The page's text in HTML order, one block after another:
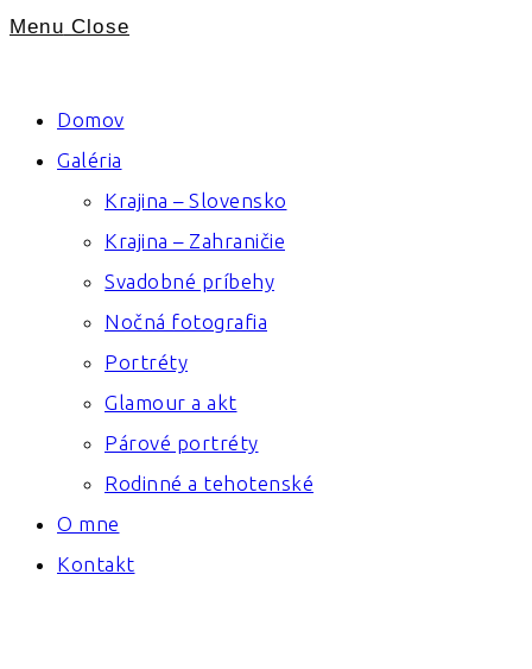
Menu Close
Domov
Galéria
Krajina – Slovensko
Krajina – Zahraničie
Svadobné príbehy
Nočná fotografia
Portréty
Glamour a akt
Párové portréty
Rodinné a tehotenské
O mne
Kontakt